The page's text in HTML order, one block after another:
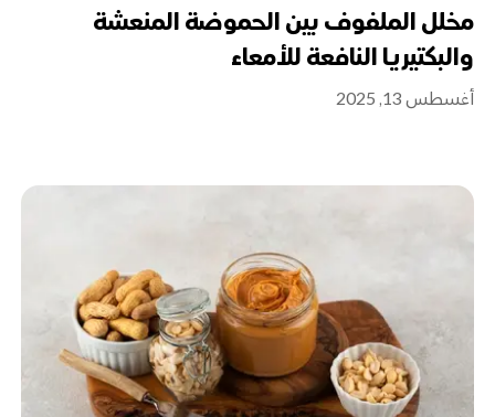
مخلل الملفوف بين الحموضة المنعشة
والبكتيريا النافعة للأمعاء
أغسطس 13, 2025